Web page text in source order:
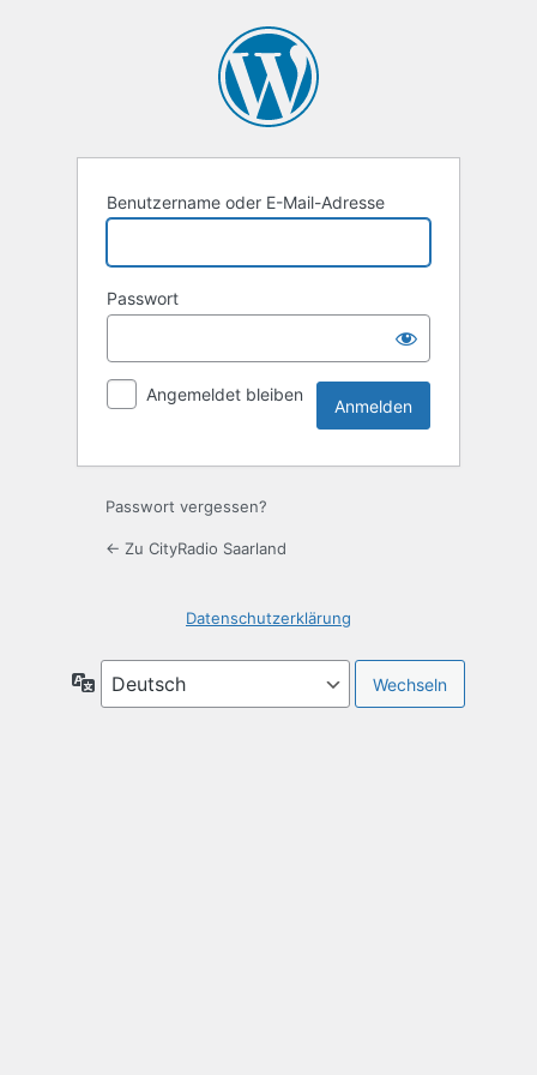
Benutzername oder E-Mail-Adresse
Passwort
Angemeldet bleiben
Passwort vergessen?
← Zu CityRadio Saarland
Datenschutzerklärung
Sprache